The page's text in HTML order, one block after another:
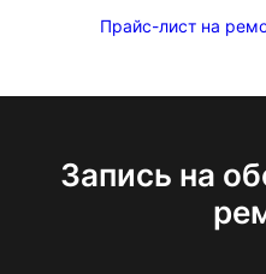
Прайс-лист на
Запись на